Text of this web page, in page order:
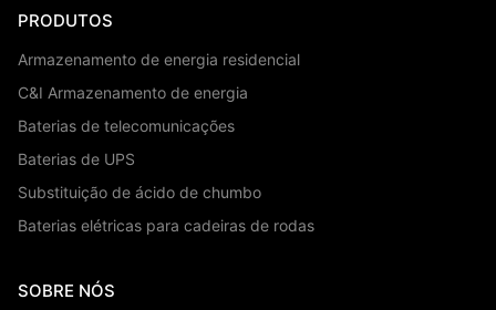
PRODUTOS
Armazenamento de energia residencial
C&I Armazenamento de energia
Baterias de telecomunicações
Baterias de UPS
Substituição de ácido de chumbo
Baterias elétricas para cadeiras de rodas
SOBRE NÓS